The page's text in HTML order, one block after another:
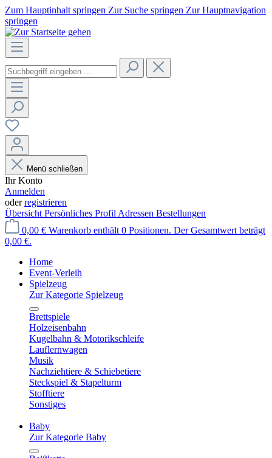
Zum Hauptinhalt springen Zur Suche springen Zur Hauptnavigation
springen
Menü schließen
Ihr Konto
Anmelden
oderregistrieren
Übersicht Persönliches Profil Adressen Bestellungen
0,00 € Warenkorb enthält 0 Positionen. Der Gesamtwert beträgt
0,00 €.
Home
Event-Verleih
Spielzeug
Zur Kategorie Spielzeug
Brettspiele
Holzeisenbahn
Kugelbahn & Motorikschleife
Lauflernwagen
Musik
Nachziehtiere & Schiebetiere
Steckspiel & Stapelturm
Stofftiere
Sonstiges
Baby
Zur Kategorie Baby